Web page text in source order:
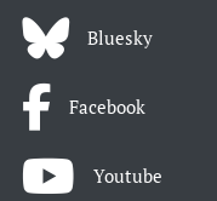
Bluesky
Facebook
Youtube